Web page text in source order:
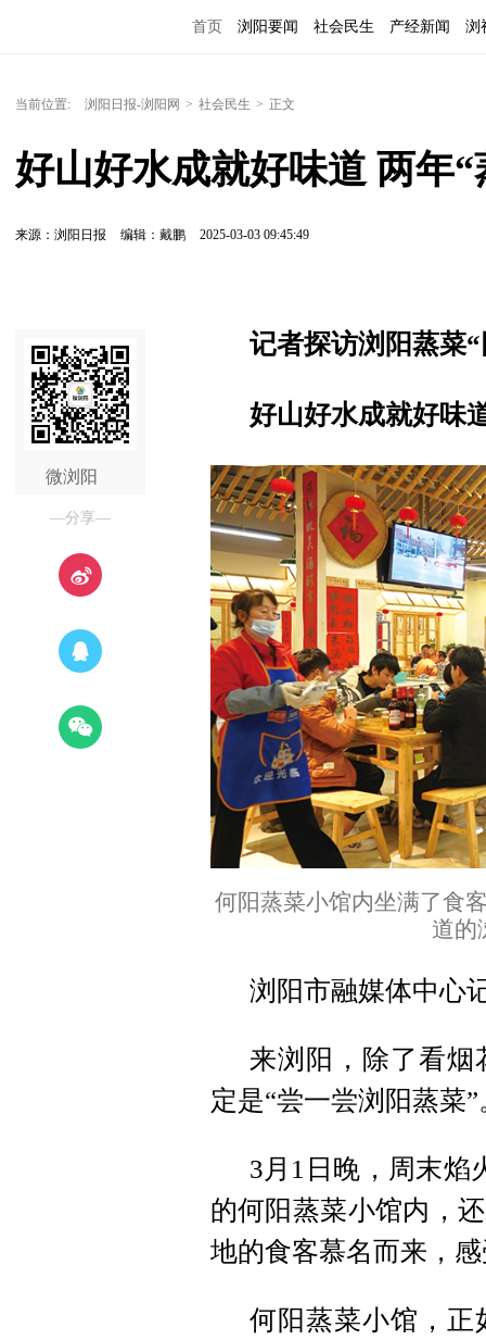
首页 浏阳要闻 社会民生 产经新闻 浏
当前位置: 浏阳日报-浏阳网 > 社会民生 > 正文
好山好水成就好味道 两年
来源：浏阳日报 编辑：戴鹏 2025-03-03 09:45:49
微浏阳
—分享—
记者探访浏阳蒸
好山好水成就好味
何阳蒸菜小馆内坐满了食
道的
浏阳市融媒体中心
来浏阳，除了看
定是“尝一尝浏阳蒸菜”
3月1日晚，周末焰
的何阳蒸菜小馆内，
地的食客慕名而来，
何阳蒸菜小馆，正